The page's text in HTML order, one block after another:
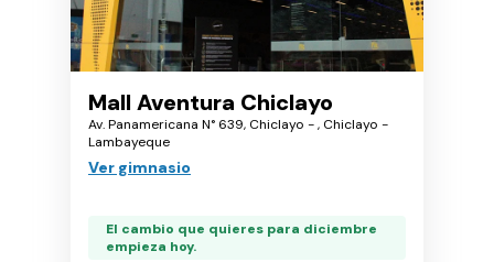
Mall Aventura Chiclayo
Av. Panamericana N° 639, Chiclayo - , Chiclayo -
Lambayeque
Ver gimnasio
El cambio que quieres para diciembre
empieza hoy.